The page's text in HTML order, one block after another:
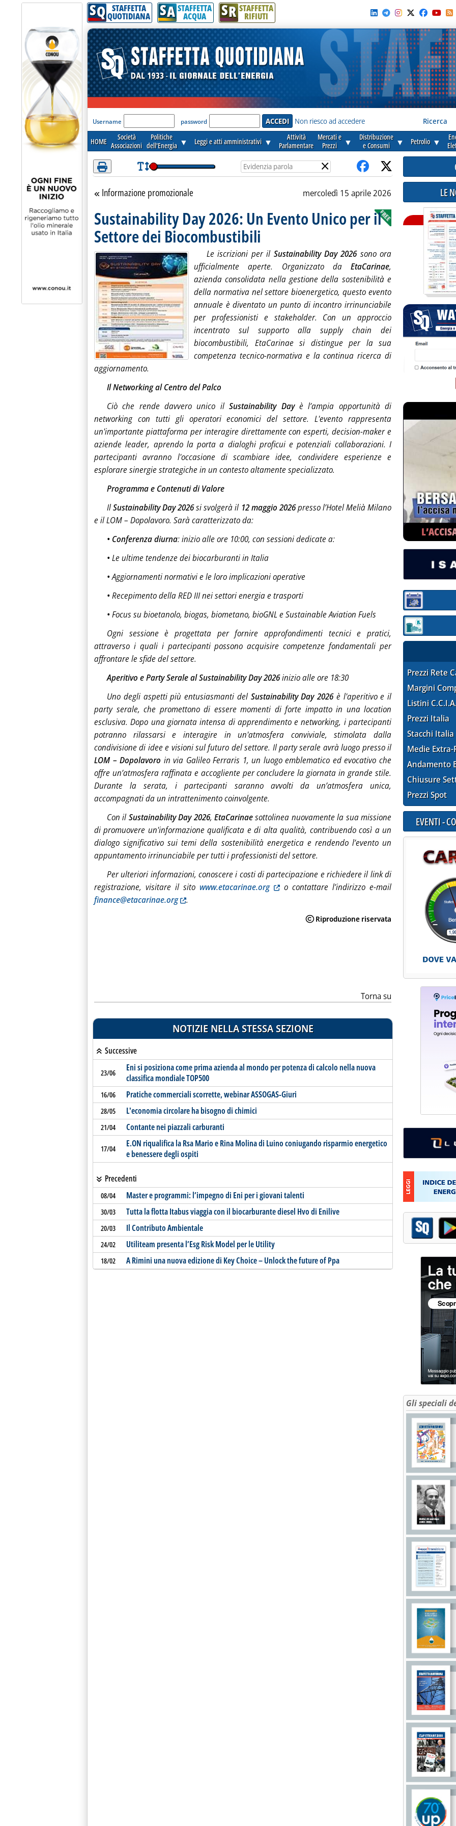
SQ STAFFETTA
QUOTIDIANA SA STAFFETTA
ACQUA SR STAFFETTA
RIFIUTI
'Modulo Login per accedere'
Username password Non riesco ad accedere Ricerca
HOME
Società
Associazioni
Politiche
dell'Energia ▼ Leggi e atti amministrativi ▼
Attività
Parlamentare
Mercati e
Prezzi
▼
Distribuzione
e Consumi
▼ Petrolio ▼
×
Torna alla sezione
Informazione promozionale mercoledì 15 aprile 2026
Sustainability Day 2026: Un Evento Unico per il
Settore dei Biocombustibili
Le iscrizioni per il Sustainability Day 2026sono ora
ufficialmente aperte. Organizzato da EtaCarinae,
azienda consolidata nella gestione della sostenibilità e
della normativa nel settore bioenergetico, questo evento
annuale è diventato un punto di incontro irrinunciabile
per professionisti e stakeholder. Con un approccio
incentrato sul supporto alla supply chain dei
biocombustibili, EtaCarinae si distingue per la sua
competenza tecnico-normativa e la continua ricerca di
aggiornamento.
Il Networking al Centro del Palco
Ciò che rende davvero unico ilSustainability Dayè l’ampia opportunità di
networking con tutti gli operatori economici del settore. L'evento rappresenta
un'importante piattaforma per interagire direttamente con esperti, decision-maker e
aziende leader, aprendo la porta a dialoghi proficui e potenziali collaborazioni. I
partecipanti avranno l'occasione di scambiare idee, condividere esperienze e
esplorare sinergie strategiche in un contesto altamente specializzato.
Programma e Contenuti di Valore
IlSustainability Day 2026si svolgerà il 12 maggio 2026presso l’Hotel Melià Milano
e il LOM – Dopolavoro. Sarà caratterizzato da:
• Conferenza diurna: inizio alle ore 10:00, con sessioni dedicate a:
•Le ultime tendenze dei biocarburanti in Italia
•Aggiornamenti normativi e le loro implicazioni operative
•Recepimento della RED III nei settori energia e trasporti
•Focus su bioetanolo, biogas, biometano, bioGNL e Sustainable Aviation Fuels
Ogni sessione è progettata per fornire approfondimenti tecnici e pratici,
attraverso i quali i partecipanti possono acquisire competenze fondamentali per
affrontare le sfide del settore.
Aperitivo e Party Serale al Sustainability Day 2026inizio alle ore 18:30
Uno degli aspetti più entusiasmanti del Sustainability Day 2026è l'aperitivo e il
party serale, che promettono di essere momenti di forte impatto in una location
esclusiva. Dopo una giornata intensa di apprendimento e networking, i partecipanti
potranno rilassarsi e interagire in un'atmosfera conviviale, stimolata dalla
condivisione di idee e visioni sul futuro del settore. Il party serale avrà luogo presso il
LOM – Dopolavoro in via Galileo Ferraris 1, un luogo emblematico ed evocativo che
offre un’atmosfera raffinata e accogliente per concludere la giornata in grande stile.
Durante la serata, i partecipanti saranno avvolti da un’atmosfera unica,
accompagnati da un intrattenimento coinvolgente.
Con il Sustainability Day 2026,EtaCarinaesottolinea nuovamente la sua missione
di promuovere un'informazione qualificata e di alta qualità, contribuendo così a un
dialogo significativo sui temi della sostenibilità energetica e rendendo l’evento un
appuntamento irrinunciabile per tutti i professionisti del settore.
Per ulteriori informazioni, conoscere i costi di partecipazione e richiedere il link di
registrazione, visitare il sito www.etacarinae.org
o contattare l’indirizzo e-mail
finance@etacarinae.org
.
Torna su
NOTIZIE NELLA STESSA SEZIONE
Successive
23/06
Eni si posiziona come prima azienda al mondo per potenza di calcolo nella nuova
classifica mondiale TOP500
16/06 Pratiche commerciali scorrette, webinar ASSOGAS-Giuri
28/05 L'economia circolare ha bisogno di chimici
21/04 Contante nei piazzali carburanti
17/04
E.ON riqualifica la Rsa Mario e Rina Molina di Luino coniugando risparmio energetico
e benessere degli ospiti
Precedenti
08/04 Master e programmi: l’impegno di Eni per i giovani talenti
30/03 Tutta la flotta Itabus viaggia con il biocarburante diesel Hvo di Enilive
20/03 Il Contributo Ambientale
24/02 Utiliteam presenta l’Esg Risk Model per le Utility
18/02 A Rimini una nuova edizione di Key Choice – Unlock the future of Ppa
LE
Sezione:
Sezione:
Prezzi Rete
Margini
Listini
Prezzi Italia
Stacchi Italia
Medie Extra-
Andamento
Chiusure
Prezzi Spot
EVENTI -
Gli speciali